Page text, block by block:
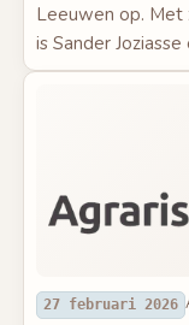
Leeuwen op. Met
is Sander
27 februari 2026